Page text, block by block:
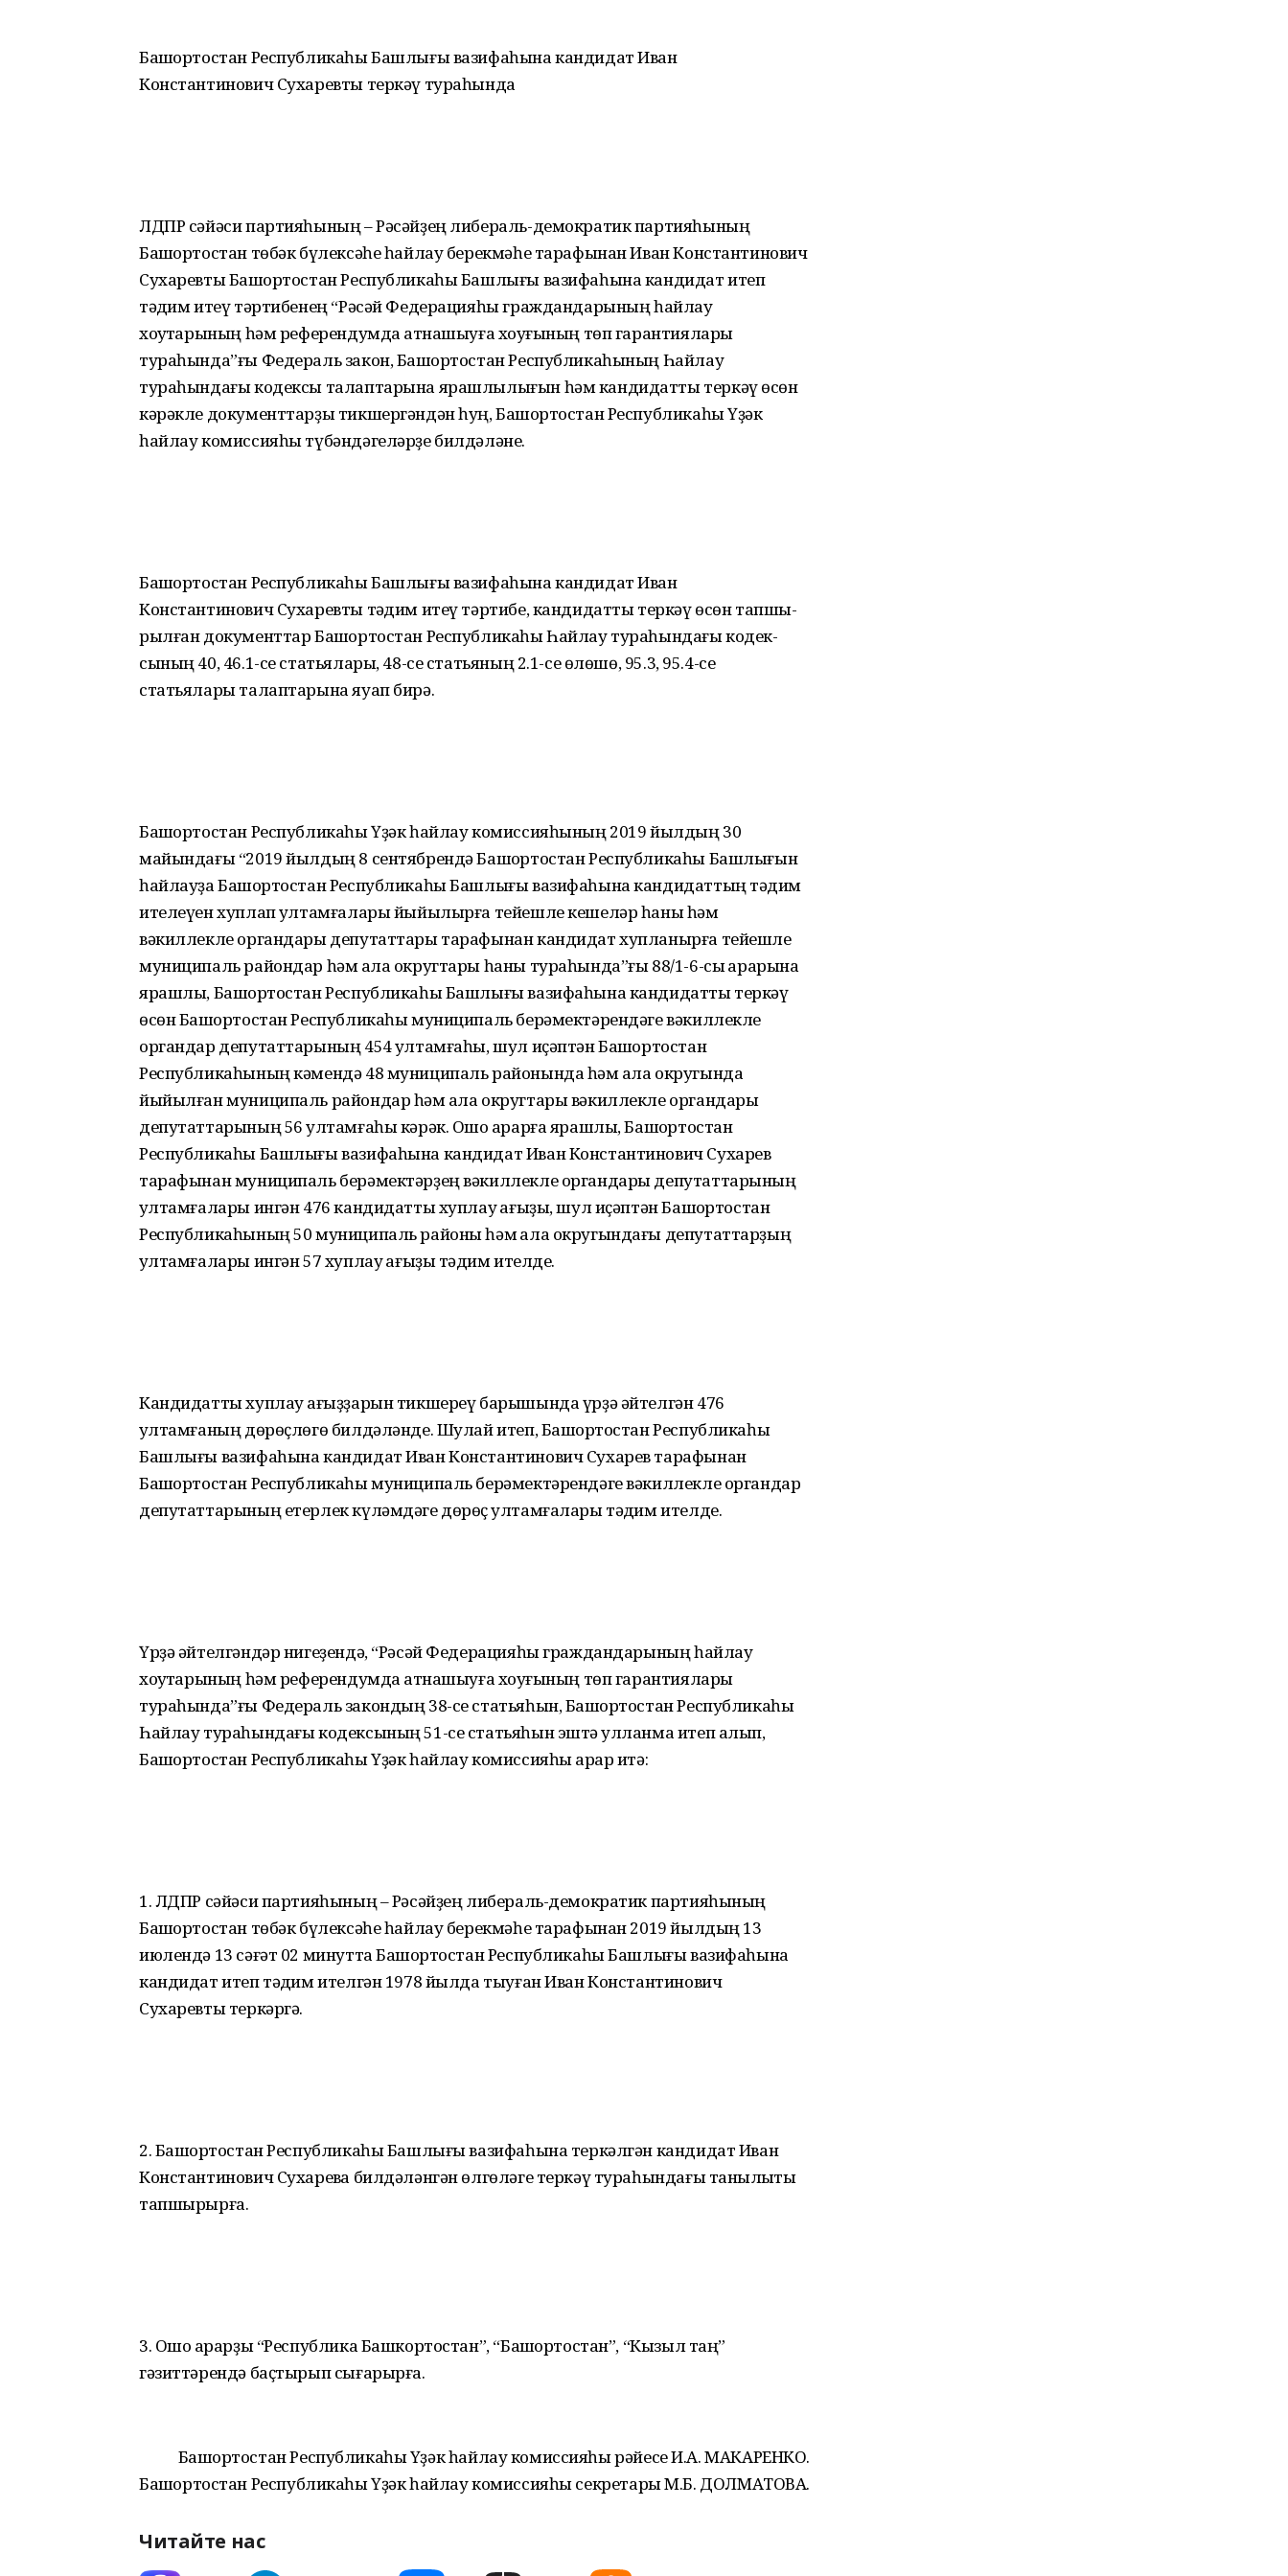
Башҡортостан Республикаһы Башлығы вазифаһына кандидат Иван
Константинович Сухаревты теркәү тураһында
ЛДПР сәйәси партияһының – Рәсәй­ҙең либераль-демократик партияһының
Башҡортостан төбәк бүлексәһе һайлау берекмәһе тарафынан Иван Константинович
Сухаревты Башҡортостан Республикаһы Башлығы вазифаһына кандидат итеп
тәҡдим итеү тәртибенең “Рәсәй Федерацияһы граждандарының һайлау
хоҡуҡтарының һәм референдумда ҡатнашыуға хоҡуғының төп гарантиялары
тураһында”ғы Федераль закон, Башҡортостан Республикаһының Һайлау
тураһындағы кодексы талаптарына ярашлылығын һәм кандидатты теркәү өсөн
кәрәкле документтарҙы тикшергәндән һуң, Башҡортостан Республикаһы Үҙәк
һайлау комиссияһы түбәндәгеләрҙе билдәләне.
Башҡортостан Республикаһы Баш­лығы вазифаһына кандидат Иван
Константинович Сухаревты тәҡдим итеү тәр­тибе, кандидатты теркәү өсөн тап­шы­
рылған документтар Башҡортостан Рес­публикаһы Һайлау тураһындағы ко­дек­
сының 40, 46.1-се статьялары, 48-се статьяның 2.1-се өлөшө, 95.3, 95.4-се
статьялары талаптарына яуап бирә.
Башҡортостан Республикаһы Үҙәк һайлау комиссияһының 2019 йылдың 30
майындағы “2019 йылдың 8 сентябрендә Башҡортостан Республикаһы Башлығын
һайлауҙа Башҡортостан Республикаһы Башлығы вазифаһына кандидаттың тәҡдим
ителеүен хуплап ҡултамғалары йыйылырға тейешле кешеләр һаны һәм
вәкиллекле органдары депутаттары тарафынан кандидат хупланырға тейешле
муниципаль райондар һәм ҡала округтары һаны тураһында”ғы 88/1-6-сы ҡарарына
ярашлы, Башҡортостан Республикаһы Башлығы вазифаһына кандидатты тер­кәү
өсөн Башҡортостан Республикаһы муниципаль берәмектәрендәге вәкил­лекле
органдар депутаттарының 454 ҡултамғаһы, шул иҫәптән Башҡорт­остан
Республикаһының кәмендә 48 муниципаль районында һәм ҡала округында
йыйылған муниципаль райондар һәм ҡала округтары вәкиллекле орган­дары
депутаттарының 56 ҡултамғаһы кәрәк. Ошо ҡарарға ярашлы, Башҡорт­остан
Республикаһы Башлығы вази­фаһына кандидат Иван Константинович Сухарев
тарафынан муниципаль берәмектәрҙең вәкиллекле органдары депутаттарының
ҡултамғалары ингән 476 кандидатты хуплау ҡағыҙы, шул иҫәптән Башҡортостан
Республика­һының 50 муниципаль районы һәм ҡала округындағы депутаттарҙың
ҡултамғалары ингән 57 хуплау ҡағыҙы тәҡдим ителде.
Кандидатты хуплау ҡағыҙҙарын тикшереү барышында үрҙә әйтелгән 476
ҡултамғаның дөрөҫлөгө билдә­ләнде. Шулай итеп, Башҡортостан Республикаһы
Башлығы вазифаһына кандидат Иван Константинович Сухарев тарафынан
Башҡортостан Респуб­ликаһы муниципаль берәмектәрендәге вәкиллекле органдар
депутаттарының етерлек күләмдәге дөрөҫ ҡултамғалары тәҡдим ителде.
Үрҙә әйтелгәндәр нигеҙендә, “Рәсәй Федерацияһы граждандарының һайлау
хоҡуҡтарының һәм референдумда ҡатнашыуға хоҡуғының төп гарантиялары
тураһында”ғы Федераль закон­дың 38-се статьяһын, Башҡортостан Республикаһы
Һайлау тураһындағы кодексының 51-се статьяһын эштә ҡулланма итеп алып,
Башҡортостан Республикаһы Үҙәк һайлау комиссияһы ҡарар итә:
1. ЛДПР сәйәси партияһының – Рә­сәйҙең либераль-демократик партия­һының
Башҡортостан төбәк бүлексәһе һайлау берекмәһе тарафынан 2019 йылдың 13
июлендә 13 сәғәт 02 минутта Башҡортостан Республикаһы Башлығы вазифаһына
кандидат итеп тәҡдим ителгән 1978 йылда тыуған Иван Константинович
Сухаревты теркәргә.
2. Башҡортостан Республикаһы Башлығы вазифаһына теркәлгән кандидат Иван
Константинович Сухаревҡа билдәләнгән өлгөләге теркәү тураһын­да­ғы таныҡлыҡты
тапшырырға.
3. Ошо ҡарарҙы “Республика Башкортостан”, “Башҡортостан”, “Кызыл таң”
гәзиттәрендә баҫтырып сығарырға.
Башҡортостан Республикаһы Үҙәк һайлау комиссияһы рәйесе И.А. МАКАРЕНКО.
Башҡортостан Республикаһы Үҙәк һайлау комиссияһы секретары М.Б. ДОЛМАТОВА.
Читайте нас